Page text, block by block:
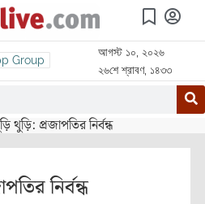
Group
আগস্ট ১০, ২০২৬
২৬শে শ্রাবণ, ১৪৩৩
থুড়ি: প্রজাপতির নির্বন্ধ
নির্বন্ধ